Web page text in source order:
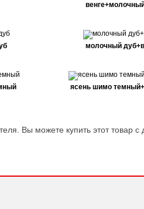
молочный
ясень шимо
Вы можете купить этот товар с